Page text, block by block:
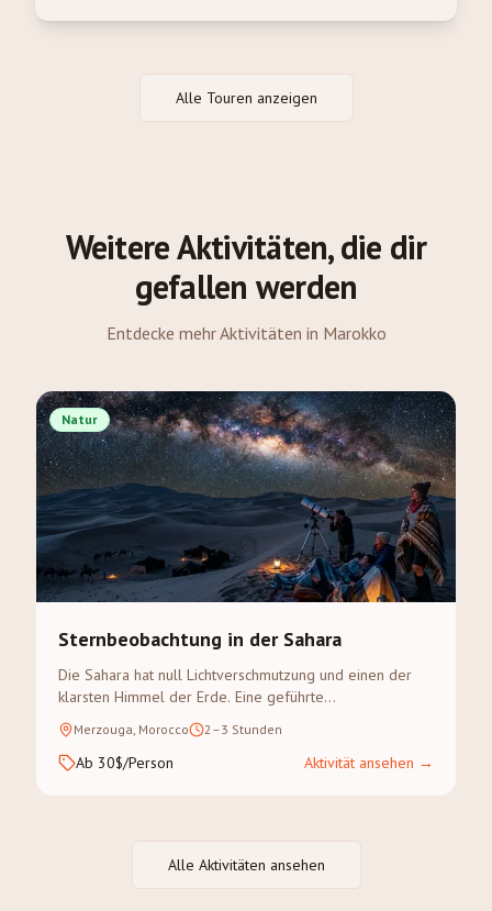
Alle Touren anzeigen
Weitere Aktivitäten, die dir
gefallen werden
Entdecke mehr Aktivitäten in Marokko
Natur
Sternbeobachtung in der Sahara
Die Sahara hat null Lichtverschmutzung und einen der
klarsten Himmel der Erde. Eine geführte
Sternenbeobachtung in Merzouga ist ein astronomisches
Erlebnis, das Sie nicht vergessen werden.
Merzouga, Morocco 2–3 Stunden
Ab 30$/Person Aktivität ansehen →
Alle Aktivitäten ansehen